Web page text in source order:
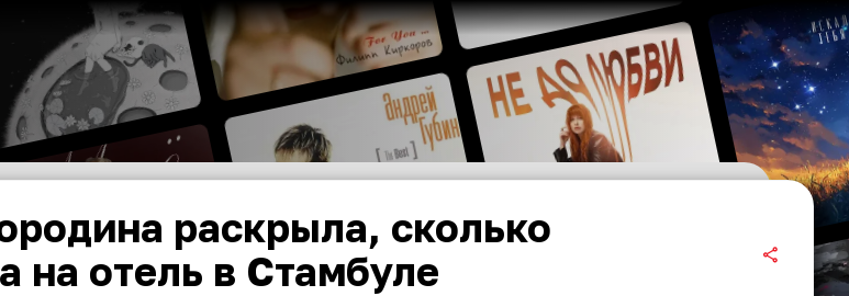
раскрыла, сколько
на отель в Стамбуле